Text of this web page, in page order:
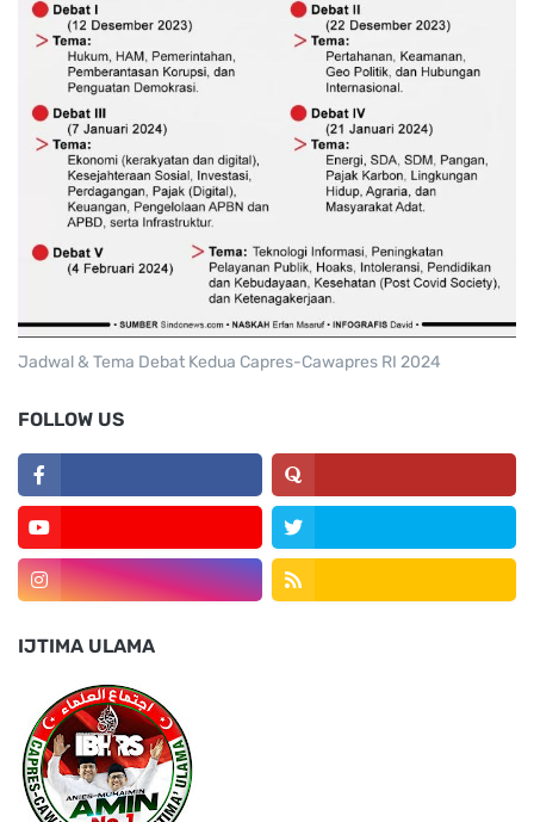
Jadwal & Tema Debat Kedua Capres-Cawapres RI 2024
FOLLOW US
IJTIMA ULAMA